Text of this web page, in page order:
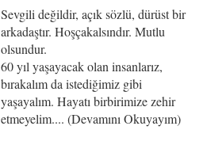
Sevgili değildir, açık sözlü, dürüst bir
arkadaştır. Hoşçakalsındır. Mutlu
olsundur.
60 yıl yaşayacak olan insanlarız,
bırakalım da istediğimiz gibi
yaşayalım. Hayatı birbirimize zehir
etmeyelim.... (Devamını Okuyayım)